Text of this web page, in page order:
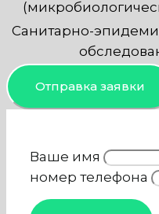
Санитарно-
Отправка заявки
Ваше имя
номер телефона